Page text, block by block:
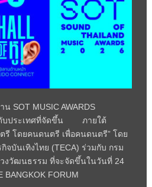
น SOT MUSIC AWARDS
ดับประเทศที่จัดขึ้น ภายใต้
รี โดยคนดนตรี เพื่อคนดนตรี” โดย
จบันเทิงไทย (TECA) ร่วมกับ กรม
งวัฒนธรรม ที่จะจัดขึ้นในวันที่ 24
BANGKOK FORUM